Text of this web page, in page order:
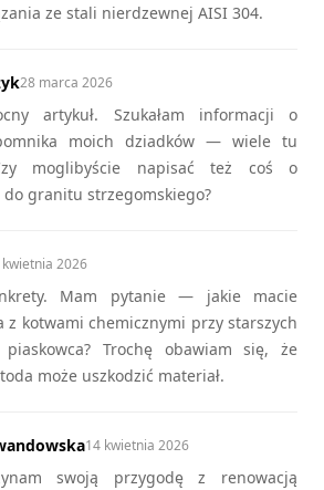
ze stali nierdzewnej AISI 304.
28 marca 2026
artykuł. Szukałam informacji o
moich dziadków — wiele tu
moglibyście napisać też coś o
granitu strzegomskiego?
2026
Mam pytanie — jakie macie
z kotwami chemicznymi przy starszych
Trochę obawiam się, że
może uszkodzić materiał.
14 kwietnia 2026
swoją przygodę z renowacją